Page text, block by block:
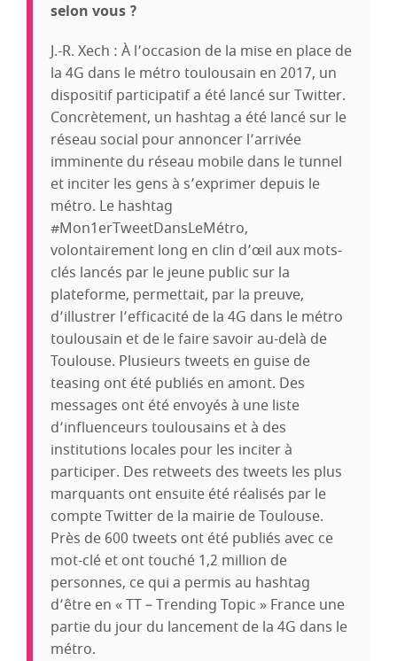
selon vous ?
J.-R. Xech : À l’occasion de la mise en place de
la 4G dans le métro toulousain en 2017, un
dispositif participatif a été lancé sur Twitter.
Concrètement, un hashtag a été lancé sur le
réseau social pour annoncer l’arrivée
imminente du réseau mobile dans le tunnel
et inciter les gens à s’exprimer depuis le
métro. Le hashtag
#Mon1erTweetDansLeMétro,
volontairement long en clin d’œil aux mots-
clés lancés par le jeune public sur la
plateforme, permettait, par la preuve,
d’illustrer l’efficacité de la 4G dans le métro
toulousain et de le faire savoir au-delà de
Toulouse. Plusieurs tweets en guise de
teasing ont été publiés en amont. Des
messages ont été envoyés à une liste
d’influenceurs toulousains et à des
institutions locales pour les inciter à
participer. Des retweets des tweets les plus
marquants ont ensuite été réalisés par le
compte Twitter de la mairie de Toulouse.
Près de 600 tweets ont été publiés avec ce
mot-clé et ont touché 1,2 million de
personnes, ce qui a permis au hashtag
d’être en « TT – Trending Topic » France une
partie du jour du lancement de la 4G dans le
métro.